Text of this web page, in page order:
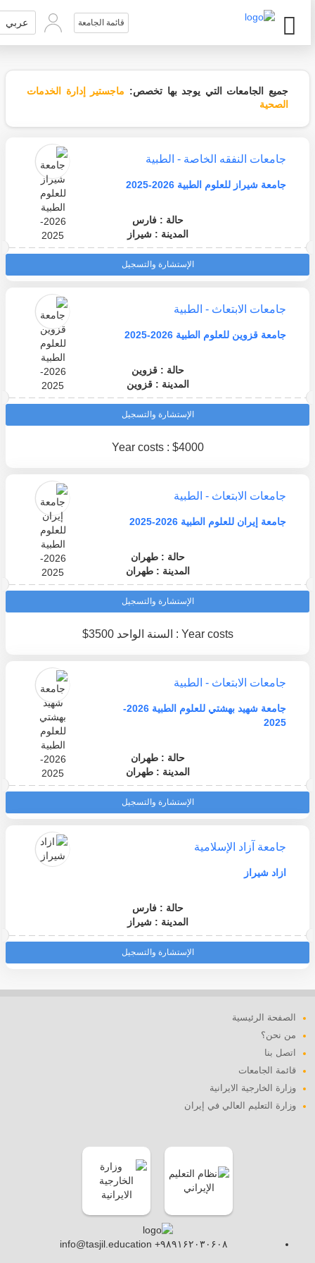
قائمة الجامعة عربي
جميع الجامعات التي يوجد بها تخصص: ماجستير إدارة الخدمات
الصحية
جامعات النفقه الخاصة - الطبية
جامعة شيراز للعلوم الطبية 2026-2025
حالة : فارس
المدينة : شيراز
الإستشارة والتسجيل
جامعات الابتعاث - الطبية
جامعة قزوين للعلوم الطبية 2026-2025
حالة : قزوين
المدينة : قزوين
الإستشارة والتسجيل
Year costs : $4000
جامعات الابتعاث - الطبية
جامعة إيران للعلوم الطبية 2026-2025
حالة : طهران
المدينة : طهران
الإستشارة والتسجيل
Year costs : السنة الواحد 3500$
جامعات الابتعاث - الطبية
جامعة شهيد بهشتي للعلوم الطبية 2026-
2025
حالة : طهران
المدينة : طهران
الإستشارة والتسجيل
جامعة آزاد الإسلامية
ازاد شيراز
حالة : فارس
المدينة : شيراز
الإستشارة والتسجيل
الصفحة الرئيسية
من نحن؟
اتصل بنا
قائمة الجامعات
وزارة الخارجية الايرانية
وزارة التعليم العالي في إيران
info@tasjil.education +۹۸۹۱۶۲۰۳۰۶۰۸